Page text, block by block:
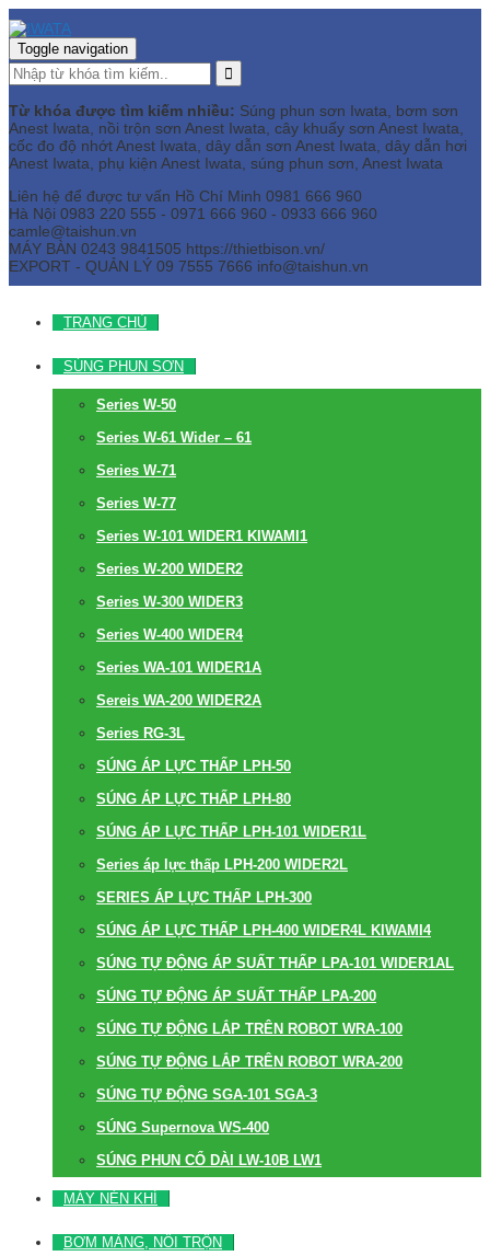
Toggle navigation
Từ khóa được tìm kiếm nhiều: Súng phun sơn Iwata, bơm sơn
Anest Iwata, nồi trộn sơn Anest Iwata, cây khuấy sơn Anest Iwata,
cốc đo độ nhớt Anest Iwata, dây dẫn sơn Anest Iwata, dây dẫn hơi
Anest Iwata, phụ kiện Anest Iwata, súng phun sơn, Anest Iwata
Liên hệ để được tư vấn Hồ Chí Minh 0981 666 960
Hà Nội 0983 220 555 - 0971 666 960 - 0933 666 960
camle@taishun.vn
MÁY BÀN 0243 9841505 https://thietbison.vn/
EXPORT - QUẢN LÝ 09 7555 7666 info@taishun.vn
TRANG CHỦ
SÚNG PHUN SƠN
Series W-50
Series W-61 Wider – 61
Series W-71
Series W-77
Series W-101 WIDER1 KIWAMI1
Series W-200 WIDER2
Series W-300 WIDER3
Series W-400 WIDER4
Series WA-101 WIDER1A
Sereis WA-200 WIDER2A
Series RG-3L
SÚNG ÁP LỰC THẤP LPH-50
SÚNG ÁP LỰC THẤP LPH-80
SÚNG ÁP LỰC THẤP LPH-101 WIDER1L
Series áp lực thấp LPH-200 WIDER2L
SERIES ÁP LỰC THẤP LPH-300
SÚNG ÁP LỰC THẤP LPH-400 WIDER4L KIWAMI4
SÚNG TỰ ĐỘNG ÁP SUẤT THẤP LPA-101 WIDER1AL
SÚNG TỰ ĐỘNG ÁP SUẤT THẤP LPA-200
SÚNG TỰ ĐỘNG LẮP TRÊN ROBOT WRA-100
SÚNG TỰ ĐỘNG LẮP TRÊN ROBOT WRA-200
SÚNG TỰ ĐỘNG SGA-101 SGA-3
SÚNG Supernova WS-400
SÚNG PHUN CỔ DÀI LW-10B LW1
MÁY NÉN KHÍ
BƠM MÀNG, NỒI TRỘN